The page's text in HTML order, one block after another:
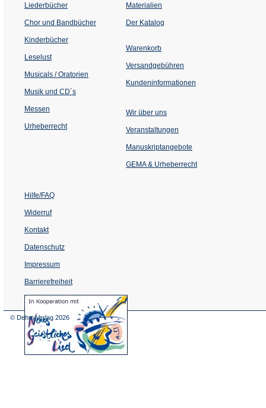
Liederbücher
Chor und Bandbücher
Kinderbücher
Leselust
Musicals / Oratorien
Musik und CD´s
Messen
Urheberrecht
Materialien
Der Katalog
Warenkorb
Versandgebühren
Kundeninformationen
Wir über uns
Veranstaltungen
einem
Tab)
Manuskriptangebote
GEMA & Urheberrecht
Hilfe/FAQ
Widerruf
Kontakt
Datenschutz
Impressum
Barrierefreiheit
(Öffnet
in
© Dehm Verlag 2026